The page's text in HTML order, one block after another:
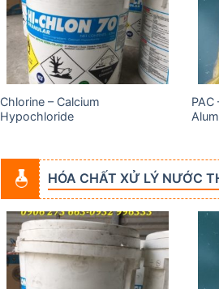
Chlorine – Calcium
Hypochloride
PAC
HÓA CHẤT XỬ LÝ NƯỚC
Add to
wishlist